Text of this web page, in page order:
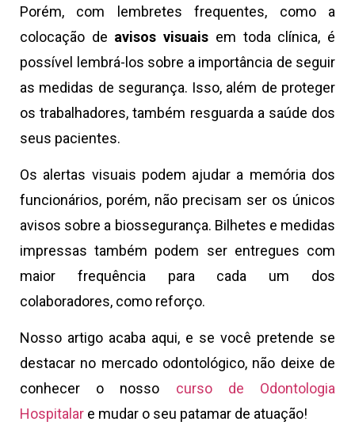
Porém, com lembretes frequentes, como a
colocação de avisos visuais em toda clínica, é
possível lembrá-los sobre a importância de seguir
as medidas de segurança. Isso, além de proteger
os trabalhadores, também resguarda a saúde dos
seus pacientes.
Os alertas visuais podem ajudar a memória dos
funcionários, porém, não precisam ser os únicos
avisos sobre a biossegurança. Bilhetes e medidas
impressas também podem ser entregues com
maior frequência para cada um dos
colaboradores, como reforço.
Nosso artigo acaba aqui, e se você pretende se
destacar no mercado odontológico, não deixe de
conhecer o nosso curso de Odontologia
Hospitalar e mudar o seu patamar de atuação!